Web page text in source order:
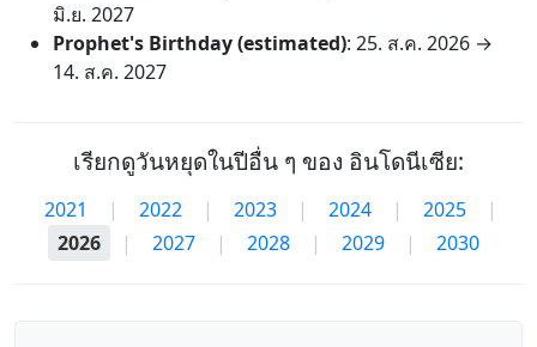
มิ.ย. 2027
Prophet's Birthday (estimated): 25. ส.ค. 2026 →
14. ส.ค. 2027
เรียกดูวันหยุดในปีอื่น ๆ ของ อินโดนีเซีย:
2021 | 2022 | 2023 | 2024 | 2025
|
2026
| 2027 | 2028 | 2029 | 2030